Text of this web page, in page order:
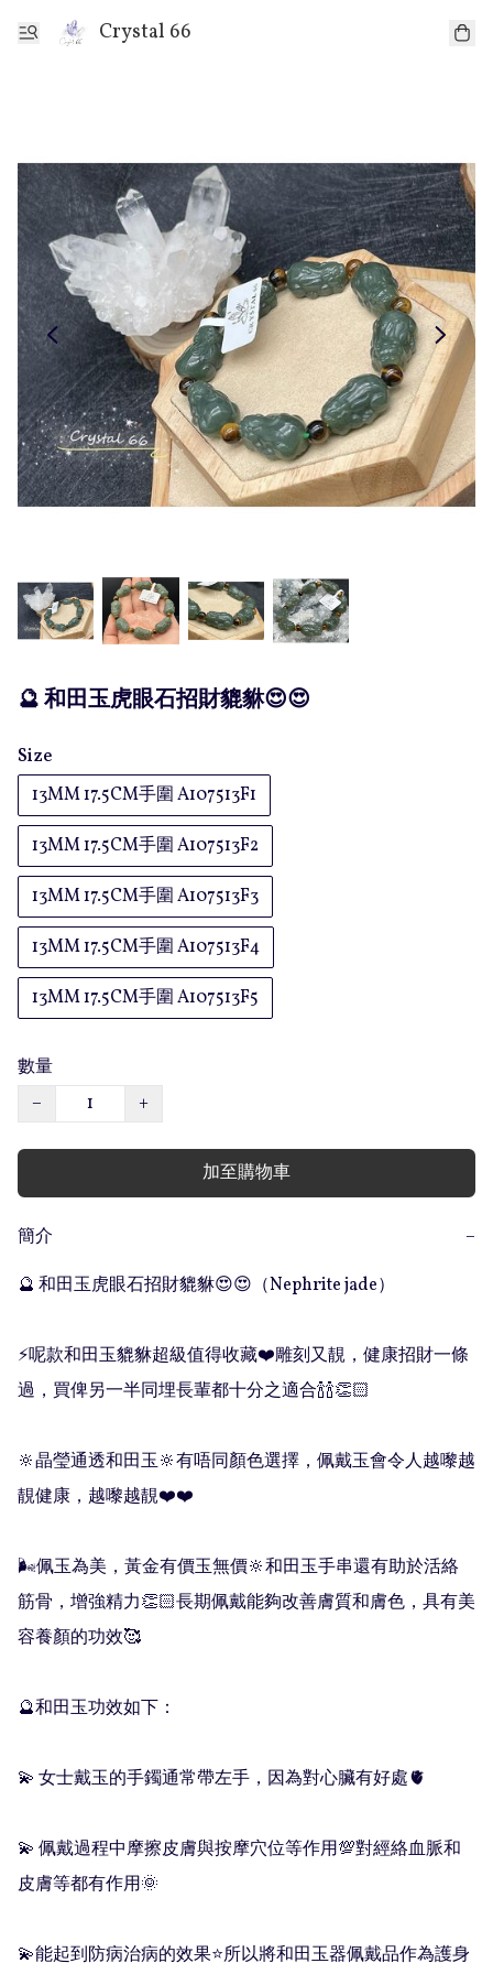
Crystal 66
🔮 和田玉虎眼石招財貔貅😍😍
Size
13MM 17.5CM手圍 A107513F1
13MM 17.5CM手圍 A107513F2
13MM 17.5CM手圍 A107513F3
13MM 17.5CM手圍 A107513F4
13MM 17.5CM手圍 A107513F5
數量
−
+
加至購物車
簡介
−
🔮 和田玉虎眼石招財貔貅😍😍（Nephrite jade）
⚡️呢款和田玉貔貅超級值得收藏❤️雕刻又靚，健康招財一條
過，買俾另一半同埋長輩都十分之適合🍾🍾👏🏻
🔆晶瑩通透和田玉🔆有唔同顏色選擇，佩戴玉會令人越嚟越
靚健康，越嚟越靚❤️❤️
🌬佩玉為美，黃金有價玉無價🔆和田玉手串還有助於活絡
筋骨，增強精力👏🏻長期佩戴能夠改善膚質和膚色，具有美
容養顏的功效🥰
🔮和田玉功效如下：
💫 女士戴玉的手鐲通常帶左手，因為對心臟有好處🫀
💫 佩戴過程中摩擦皮膚與按摩穴位等作用💯對經絡血脈和
皮膚等都有作用🌞
💫能起到防病治病的效果⭐️所以將和田玉器佩戴品作為護身